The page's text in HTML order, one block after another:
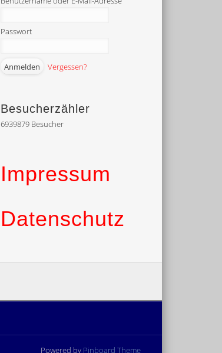
Passwort
Vergessen?
Besucherzähler
6939879 Besucher
Impressum
Datenschutz
Powered by Pinboard Theme